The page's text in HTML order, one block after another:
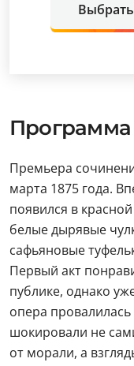
Программа
Премьера
марта 1875 года.
появился в
белые дырявые
сафьяновые
Первый акт
публике, однако
опера
шокировали не
от морали, а